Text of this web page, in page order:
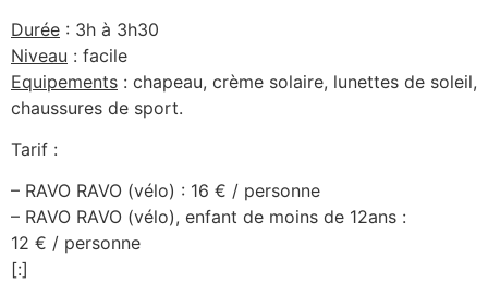
Durée : 3h à 3h30
Niveau : facile
Equipements : chapeau, crème solaire, lunettes de soleil,
chaussures de sport.
Tarif :
– RAVO RAVO (vélo) : 16 € / personne
– RAVO RAVO (vélo), enfant de moins de 12ans :
12 € / personne
[:]